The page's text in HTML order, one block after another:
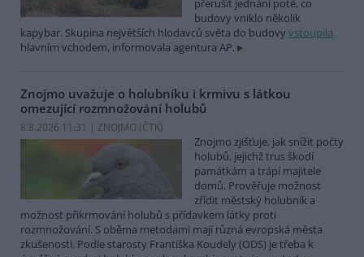
přerušit jednání poté, co
budovy vniklo několik
kapybar. Skupina největších hlodavců světa do budovy vstoupila
hlavním vchodem, informovala agentura AP.
Znojmo uvažuje o holubníku i krmivu s látkou
omezující rozmnožování holubů
8.8.2026 11:31 | ZNOJMO (ČTK)
Znojmo zjišťuje, jak snížit počty
holubů, jejichž trus škodí
památkám a trápí majitele
domů. Prověřuje možnost
zřídit městský holubník a
možnost přikrmování holubů s přídavkem látky proti
rozmnožování. S oběma metodami mají různá evropská města
zkušenosti. Podle starosty Františka Koudely (ODS) je třeba k